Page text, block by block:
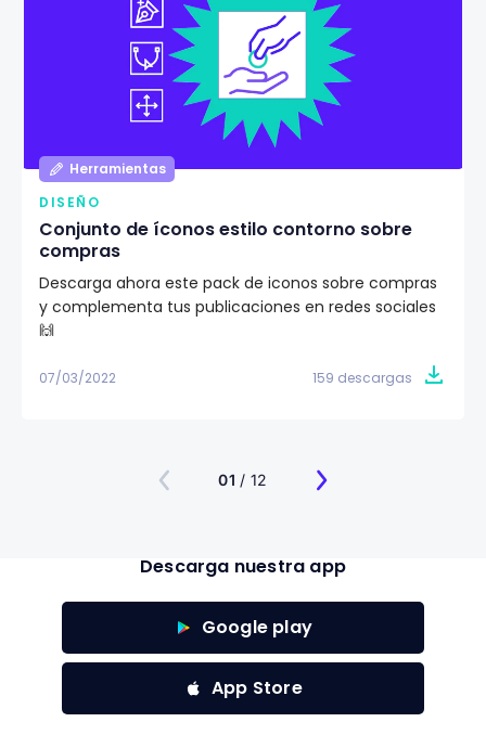
Herramientas
DISEÑO
Conjunto de íconos estilo contorno sobre
compras
Descarga ahora este pack de iconos sobre compras
y complementa tus publicaciones en redes sociales
🙌
07/03/2022 159 descargas
01 / 12
Descarga nuestra app
Google play
App Store